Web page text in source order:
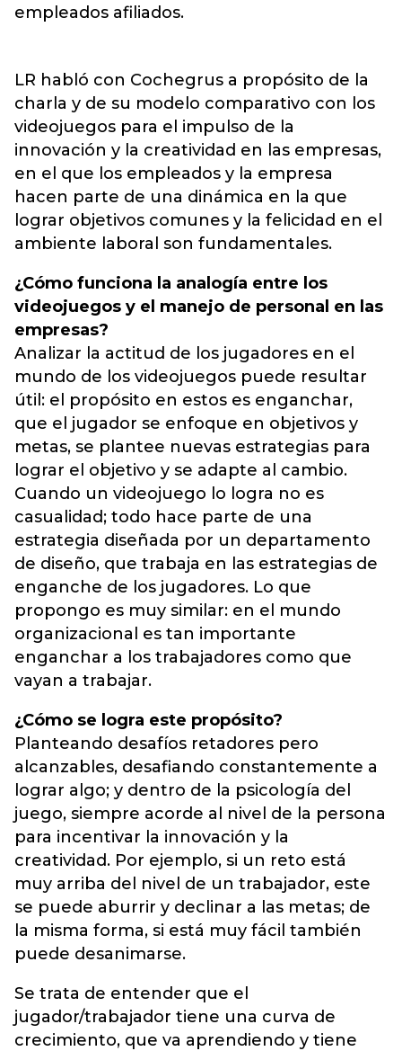
empleados afiliados.
LR habló con Cochegrus a propósito de la
charla y de su modelo comparativo con los
videojuegos para el impulso de la
innovación y la creatividad en las empresas,
en el que los empleados y la empresa
hacen parte de una dinámica en la que
lograr objetivos comunes y la felicidad en el
ambiente laboral son fundamentales.
¿Cómo funciona la analogía entre los
videojuegos y el manejo de personal en las
empresas?
Analizar la actitud de los jugadores en el
mundo de los videojuegos puede resultar
útil: el propósito en estos es enganchar,
que el jugador se enfoque en objetivos y
metas, se plantee nuevas estrategias para
lograr el objetivo y se adapte al cambio.
Cuando un videojuego lo logra no es
casualidad; todo hace parte de una
estrategia diseñada por un departamento
de diseño, que trabaja en las estrategias de
enganche de los jugadores. Lo que
propongo es muy similar: en el mundo
organizacional es tan importante
enganchar a los trabajadores como que
vayan a trabajar.
¿Cómo se logra este propósito?
Planteando desafíos retadores pero
alcanzables, desafiando constantemente a
lograr algo; y dentro de la psicología del
juego, siempre acorde al nivel de la persona
para incentivar la innovación y la
creatividad. Por ejemplo, si un reto está
muy arriba del nivel de un trabajador, este
se puede aburrir y declinar a las metas; de
la misma forma, si está muy fácil también
puede desanimarse.
Se trata de entender que el
jugador/trabajador tiene una curva de
crecimiento, que va aprendiendo y tiene